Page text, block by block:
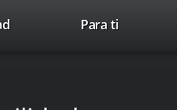
Para ti